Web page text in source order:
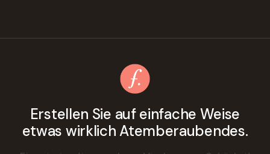
Erstellen Sie auf einfache Weise
etwas wirklich Atemberaubendes.